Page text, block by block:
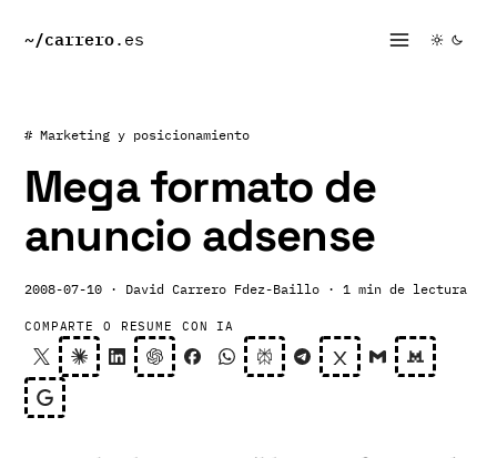
~/carrero.es
# Marketing y posicionamiento
Mega formato de
anuncio adsense
2008-07-10 · David Carrero Fdez-Baillo · 1 min de lectura
COMPARTE O RESUME CON IA